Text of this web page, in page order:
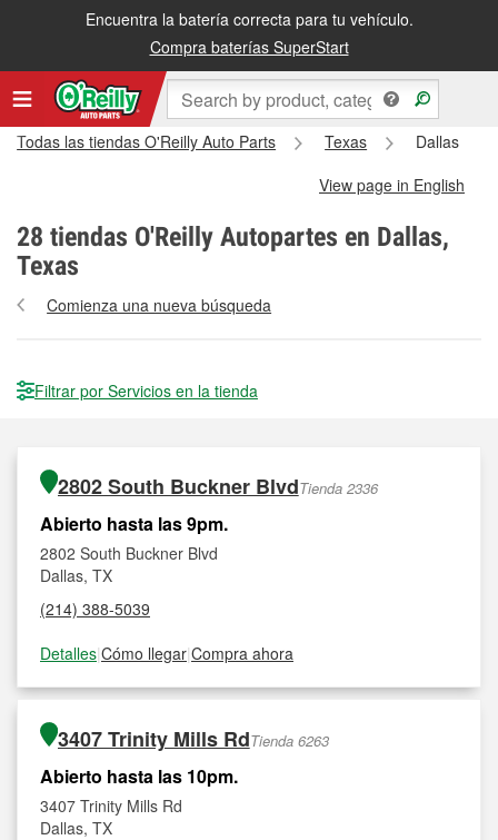
Encuentra la batería correcta para tu vehículo.
Compra baterías SuperStart
Todas las tiendas O'Reilly Auto Parts Texas
Dallas
View page in English
28 tiendas O'Reilly Autopartes en Dallas,
Texas
Comienza una nueva búsqueda
Filtrar por Servicios en la tienda
2802 South Buckner BlvdTienda 2336
Abierto hasta las 9pm.
2802 South Buckner Blvd
Dallas, TX
(214) 388-5039
Detalles|Cómo llegar|Compra ahora
3407 Trinity Mills RdTienda 6263
Abierto hasta las 10pm.
3407 Trinity Mills Rd
Dallas, TX